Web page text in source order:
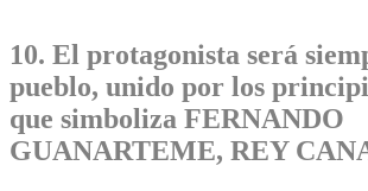
10. El protagonista será
pueblo, unido por los
que simboliza FERNANDO
GUANARTEME, REY